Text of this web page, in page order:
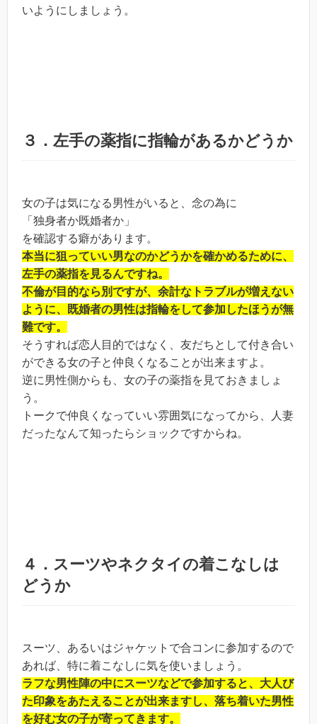
いようにしましょう。
３．左手の薬指に指輪があるかどうか
女の子は気になる男性がいると、念の為に
「独身者か既婚者か」
を確認する癖があります。
本当に狙っていい男なのかどうかを確かめるために、
左手の薬指を見るんですね。
不倫が目的なら別ですが、余計なトラブルが増えない
ように、既婚者の男性は指輪をして参加したほうが無
難です。
そうすれば恋人目的ではなく、友だちとして付き合い
ができる女の子と仲良くなることが出来ますよ。
逆に男性側からも、女の子の薬指を見ておきましょ
う。
トークで仲良くなっていい雰囲気になってから、人妻
だったなんて知ったらショックですからね。
４．スーツやネクタイの着こなしは
どうか
スーツ、あるいはジャケットで合コンに参加するので
あれば、特に着こなしに気を使いましょう。
ラフな男性陣の中にスーツなどで参加すると、大人び
た印象をあたえることが出来ますし、落ち着いた男性
を好む女の子が寄ってきます。